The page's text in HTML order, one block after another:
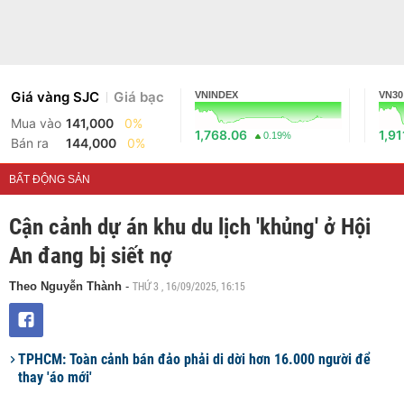
Giá vàng SJC Giá bạc
Mua vào 141,000
0%
Bán ra
144,000 0%
VNINDEX
1,768.06 0.19%
VN30
BẤT ĐỘNG SẢN
Cận cảnh dự án khu du lịch 'khủng' ở Hội
An đang bị siết nợ
Theo Nguyễn Thành - THỨ 3 , 16/09/2025, 16:15
TPHCM: Toàn cảnh bán đảo phải di dời hơn 16.000 người để
thay 'áo mới'